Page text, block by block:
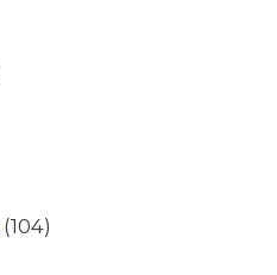
(104)